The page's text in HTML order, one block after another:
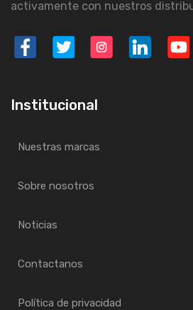
activamente con nuestros
Institucional
Nuestras marcas
Sobre nosotros
Noticias
Contactanos
Política de privacidad